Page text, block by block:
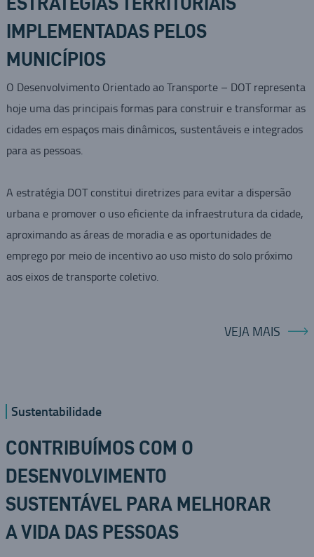
IMPLEMENTADAS PELOS
MUNICÍPIOS
O Desenvolvimento Orientado ao Transporte – DOT representa
hoje uma das principais formas para construir e transformar as
cidades em espaços mais dinâmicos, sustentáveis e integrados
para as pessoas.
A estratégia DOT constitui diretrizes para evitar a dispersão
urbana e promover o uso eficiente da infraestrutura da cidade,
aproximando as áreas de moradia e as oportunidades de
emprego por meio de incentivo ao uso misto do solo próximo
aos eixos de transporte coletivo.
VEJA MAIS
Sustentabilidade
CONTRIBUÍMOS COM O
DESENVOLVIMENTO
SUSTENTÁVEL PARA MELHORAR
A VIDA DAS PESSOAS